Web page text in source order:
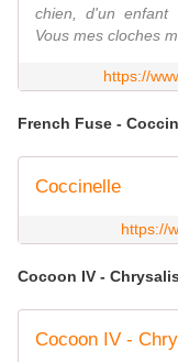
chien, d'un enfant
Vous mes cloches
https://
French Fuse -
Coccinelle
https://
Cocoon IV -
Cocoon IV -